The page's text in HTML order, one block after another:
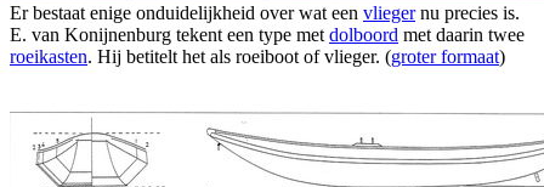
Er bestaat enige onduidelijkheid over wat een vliegernu precies is.
E. van Konijnenburg tekent een type met dolboord met daarin twee
roeikasten. Hij betitelt het als roeiboot of vlieger. (groter formaat)